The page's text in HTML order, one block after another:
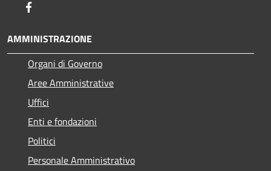
AMMINISTRAZIONE
Organi di Governo
Aree Amministrative
Uffici
Enti e fondazioni
Politici
Personale Amministrativo